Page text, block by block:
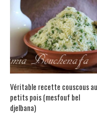
Véritable recette couscous au
petits pois (mesfouf bel
djelbana)